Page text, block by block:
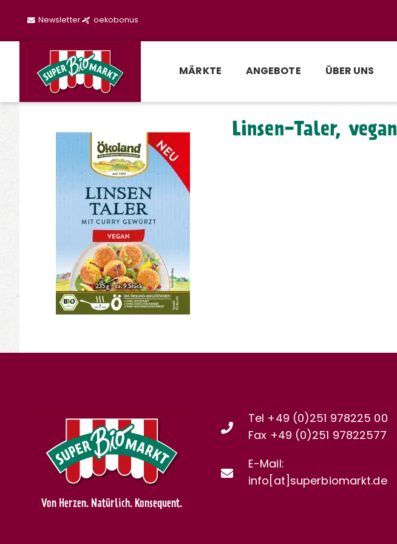
Newsletter oekobonus
MÄRKTE ANGEBOTE ÜBER UNS
Linsen-Taler, vegan
Von Herzen. Natürlich. Konsequent.
Tel +49 (0)251 978225 00
Fax +49 (0)251 97822577
E-Mail:
info[at]superbiomarkt.de